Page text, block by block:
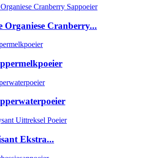
Organiese Cranberry...
Ekstra...